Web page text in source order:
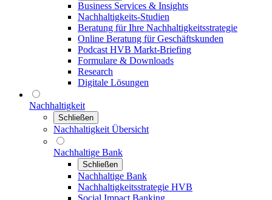
Business Services & Insights
Nachhaltigkeits-Studien
Beratung für Ihre Nachhaltigkeitsstrategie
Online Beratung für Geschäftskunden
Podcast HVB Markt-Briefing
Formulare & Downloads
Research
Digitale Lösungen
Nachhaltigkeit
Schließen
Nachhaltigkeit Übersicht
Nachhaltige Bank
Schließen
Nachhaltige Bank
Nachhaltigkeitsstrategie HVB
Social Impact Banking